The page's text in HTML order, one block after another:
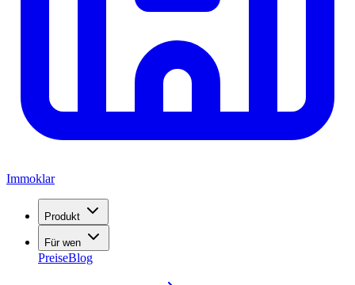
Immoklar
Produkt
Für wen
PreiseBlog